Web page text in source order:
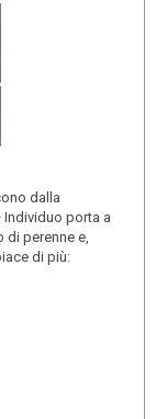
dalla
porta a
di perenne e,
di più: